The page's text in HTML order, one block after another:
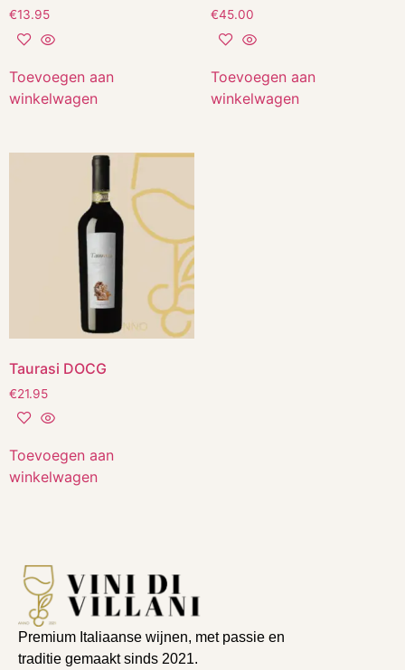
€13.95
Toevoegen aan
winkelwagen
€45.00
Toevoegen aan
winkelwagen
Taurasi DOCG
€21.95
Toevoegen aan
winkelwagen
Premium Italiaanse wijnen, met passie en
traditie gemaakt sinds 2021.